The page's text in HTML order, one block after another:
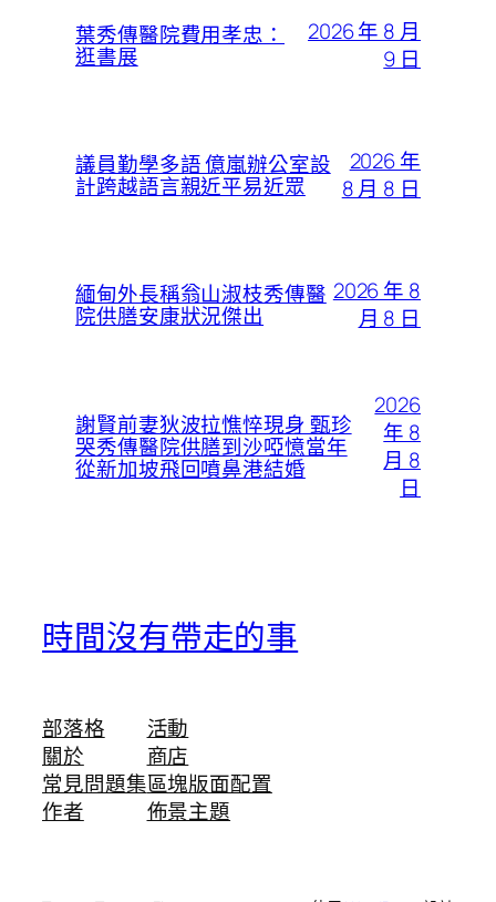
葉秀傳醫院費用孝忠：
逛書展
2026 年 8 月
9 日
議員勤學多語 億嵐辦公室設
計跨越語言親近平易近眾
2026 年
8 月 8 日
緬甸外長稱翁山淑枝秀傳醫
院供膳安康狀況傑出
2026 年 8
月 8 日
謝賢前妻狄波拉憔悴現身 甄珍
哭秀傳醫院供膳到沙啞憶當年
從新加坡飛回噴鼻港結婚
2026
年 8
月 8
日
時間沒有帶走的事
部落格
關於
常見問題集
作者
活動
商店
區塊版面配置
佈景主題